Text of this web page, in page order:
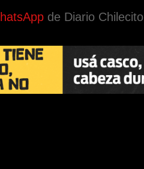
de Diario Chilecito